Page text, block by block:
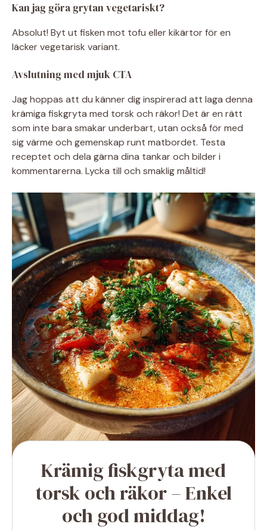
Kan jag göra grytan vegetariskt?
Absolut! Byt ut fisken mot tofu eller kikärtor för en
läcker vegetarisk variant.
Avslutning med mjuk CTA
Jag hoppas att du känner dig inspirerad att laga denna
krämiga fiskgryta med torsk och räkor! Det är en rätt
som inte bara smakar underbart, utan också för med
sig värme och gemenskap runt matbordet. Testa
receptet och dela gärna dina tankar och bilder i
kommentarerna. Lycka till och smaklig måltid!
Krämig fiskgryta med
torsk och räkor – Enkel
och god middag!